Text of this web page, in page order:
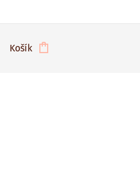
Košík